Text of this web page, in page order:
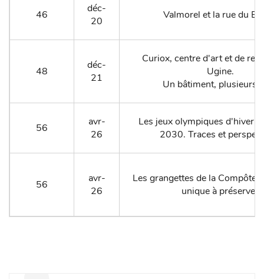
46
déc-
20
Valmorel et la rue du
48
déc-
21
Curiox, centre d'art et de
Ugine.
Un bâtiment, plusieurs
56
avr-
26
Les jeux olympiques d'hiver
2030. Traces et
56
avr-
26
Les grangettes de la Compôte,
unique à préserver